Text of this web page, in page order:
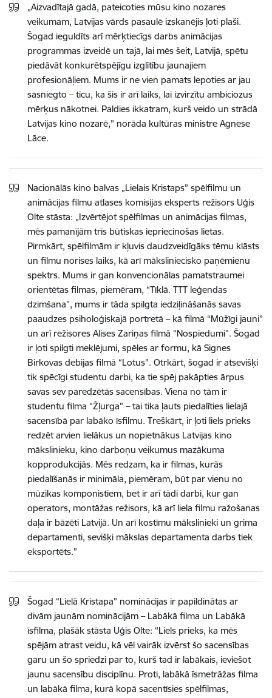
„Aizvadītajā gadā, pateicoties mūsu kino nozares
veikumam, Latvijas vārds pasaulē izskanējis ļoti plaši.
Šogad ieguldīts arī mērķtiecīgs darbs animācijas
programmas izveidē un tajā, lai mēs šeit, Latvijā, spētu
piedāvāt konkurētspējīgu izglītību jaunajiem
profesionāļiem. Mums ir ne vien pamats lepoties ar jau
sasniegto – ticu, ka šis ir arī laiks, lai izvirzītu ambiciozus
mērķus nākotnei. Paldies ikkatram, kurš veido un strādā
Latvijas kino nozarē,” norāda kultūras ministre Agnese
Lāce.
Nacionālās kino balvas „Lielais Kristaps” spēlfilmu un
animācijas filmu atlases komisijas eksperts režisors Uģis
Olte stāsta: „Izvērtējot spēlfilmas un animācijas filmas,
mēs pamanījām trīs būtiskas iepriecinošas lietas.
Pirmkārt, spēlfilmām ir kļuvis daudzveidīgāks tēmu klāsts
un filmu norises laiks, kā arī māksliniecisko paņēmienu
spektrs. Mums ir gan konvencionālas pamatstraumei
orientētas filmas, piemēram, “Tīklā. TTT leģendas
dzimšana”, mums ir tāda spilgta iedziļināšanās savas
paaudzes psiholoģiskajā portretā – kā filmā “Mūžīgi jauni”
un arī režisores Alises Zariņas filmā “Nospiedumi”. Šogad
ir ļoti spilgti meklējumi, spēles ar formu, kā Signes
Birkovas debijas filmā “Lotus”. Otrkārt, šogad ir atsevišķi
tik spēcīgi studentu darbi, ka tie spēj pakāpties ārpus
savas sev paredzētās sacensības. Viena no tām ir
studentu filma “Žļurga” – tai tika ļauts piedalīties lielajā
sacensībā par labāko īsfilmu. Treškārt, ir ļoti liels prieks
redzēt arvien lielākus un nopietnākus Latvijas kino
mākslinieku, kino darboņu veikumus mazākuma
kopprodukcijās. Mēs redzam, ka ir filmas, kurās
piedalīšanās ir minimāla, piemēram, būt par vienu no
mūzikas komponistiem, bet ir arī tādi darbi, kur gan
operators, montāžas režisors, kā arī liela filmu ražošanas
daļa ir bāzēti Latvijā. Un arī kostīmu mākslinieki un grima
departamenti, sevišķi mākslas departamenta darbs tiek
eksportēts.”
Šogad “Lielā Kristapa” nominācijas ir papildinātas ar
divām jaunām nominācijām – Labākā filma un Labākā
īsfilma, plašāk stāsta Uģis Olte: “Liels prieks, ka mēs
spējām atrast veidu, kā vēl vairāk izvērst šo sacensības
garu un šo spriedzi par to, kurš tad ir labākais, ieviešot
jaunu sacensību disciplīnu. Proti, labākā īsmetrāžas filma
un labākā filma, kurā kopā sacentīsies spēlfilmas,